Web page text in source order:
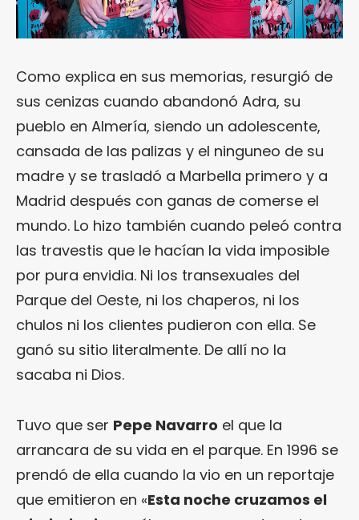
Como explica en sus memorias, resurgió de
sus cenizas cuando abandonó Adra, su
pueblo en Almería, siendo un adolescente,
cansada de las palizas y el ninguneo de su
madre y se trasladó a Marbella primero y a
Madrid después con ganas de comerse el
mundo. Lo hizo también cuando peleó contra
las travestis que le hacían la vida imposible
por pura envidia. Ni los transexuales del
Parque del Oeste, ni los chaperos, ni los
chulos ni los clientes pudieron con ella. Se
ganó su sitio literalmente. De allí no la
sacaba ni Dios.
Tuvo que ser Pepe Navarro el que la
arrancara de su vida en el parque. En 1996 se
prendó de ella cuando la vio en un reportaje
que emitieron en «Esta noche cruzamos el